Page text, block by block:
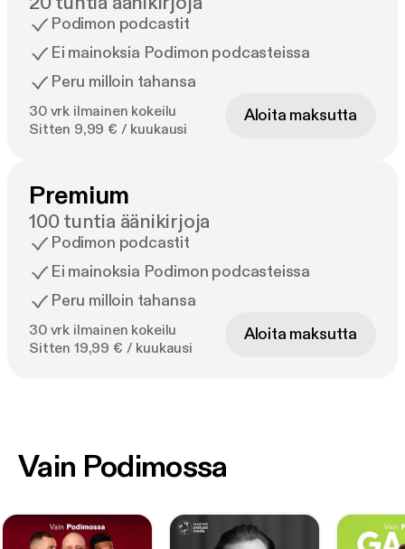
Podimon podcastit
Ei mainoksia Podimon podcasteissa
Peru milloin tahansa
30 vrk ilmainen kokeilu
Sitten 9,99 € / kuukausi
Aloita maksutta
Premium
100 tuntia äänikirjoja
Podimon podcastit
Ei mainoksia Podimon podcasteissa
Peru milloin tahansa
30 vrk ilmainen kokeilu
Sitten 19,99 € / kuukausi
Aloita maksutta
Vain Podimossa